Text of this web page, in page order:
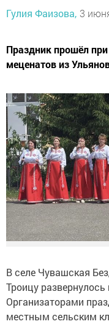
Гулия Фаизова, 3
Праздник прошёл
меценатов из
В селе Чувашская
Троицу
Организаторами
местным сельским